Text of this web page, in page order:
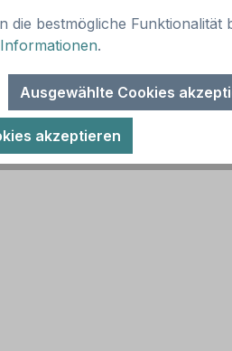
die bestmögliche Funktionalität
.
Ausgewählte Cookies
akzeptieren